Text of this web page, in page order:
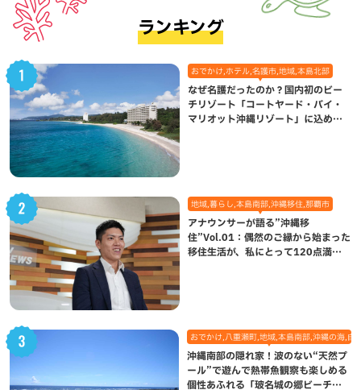
ランキング
おでかけ,ホテル,名護市,地域,本島北部
なぜ名護だったのか？国内初のビー
チリゾート「コートヤード・バイ・
マリオット沖縄リゾート」に込めら
地域,暮らし,本島南部,沖縄移住,那覇市
アナウンサーが語る”沖縄移
住”Vol.01：偶然のご縁から始まった
移住生活が、私にとって120点満点
おでかけ,八重瀬町,地域,本島南部,沖縄の海,自
沖縄南部の隠れ家！波のない“天然プ
ール”で遊んで熱帯魚観察も楽しめる
個性あふれる「玻名城の郷ビーチ」